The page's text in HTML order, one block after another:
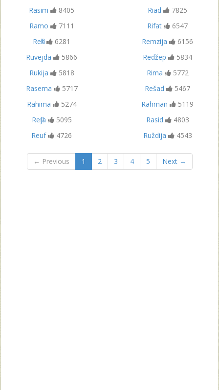
Rasim
8405 Riad
7825
Ramo
7111 Rifat
6547
Refik
6281 Remzija
6156
Ruvejda
5866 Redžep
5834
Rukija
5818 Rima
5772
Rasema
5717 Rešad
5467
Rahima
5274 Rahman
5119
Refija
5095 Rasid
4803
Reuf
4726 Ruždija 4543
← Previous 1 2 3 4 5 Next →